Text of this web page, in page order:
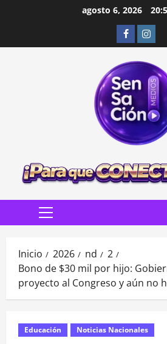
agosto 6, 2026
Facebook
Menú
Inicio 2026 nd
2
Bono de $30 mil por hijo:
proyecto al Congreso y aún no
Educación Noticias Nacionales